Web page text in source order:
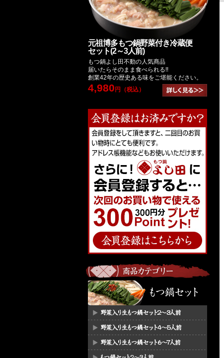
元祖博多もつ鍋野菜付き冷蔵便
セット(2～3人前)
もつ鍋よし田不動の人気商品
届いたらそのまま食べられる!!
創業42年の歴史ある味をご堪能ください。
4,980 円（税込）